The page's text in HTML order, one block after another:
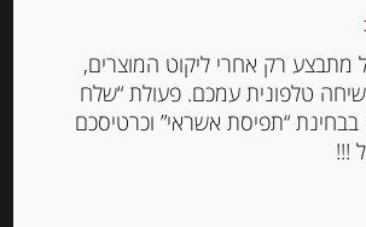
-
₪32.00
מתבצע רק אחרי ליקוט המוצרים,
טלפונית עמכם. פעולת “שלח
“תפיסת אשראי” וכרטיסכם
!!!